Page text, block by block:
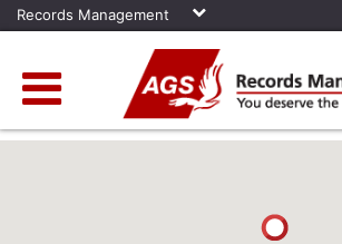
Records Management